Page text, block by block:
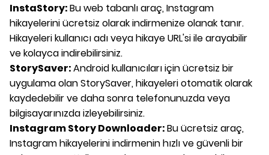
InstaStory:Bu web tabanlı araç, Instagram
hikayelerini ücretsiz olarak indirmenize olanak tanır.
Hikayeleri kullanıcı adı veya hikaye URL'si ile arayabilir
ve kolayca indirebilirsiniz.
StorySaver:Android kullanıcıları için ücretsiz bir
uygulama olan StorySaver, hikayeleri otomatik olarak
kaydedebilir ve daha sonra telefonunuzda veya
bilgisayarınızda izleyebilirsiniz.
Instagram Story Downloader:Bu ücretsiz araç,
Instagram hikayelerini indirmenin hızlı ve güvenli bir